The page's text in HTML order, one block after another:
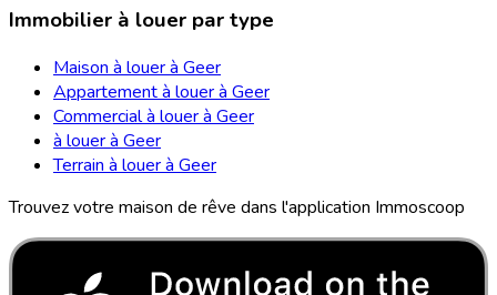
Immobilier à louer par type
Maison à louer à Geer
Appartement à louer à Geer
Commercial à louer à Geer
à louer à Geer
Terrain à louer à Geer
Trouvez votre maison de rêve dans l'application Immoscoop